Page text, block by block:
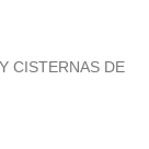
CISTERNAS DE